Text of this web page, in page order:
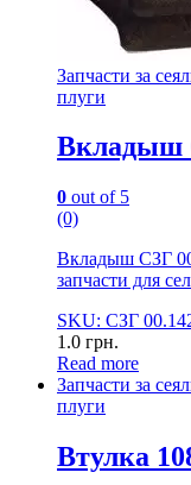
Запчасти за
плуги
Вкладыш
0 out of 5
(0)
Вкладыш СЗГ
запчасти для
SKU: СЗГ
1.0 грн.
Read more
Запчасти за
плуги
Втулка